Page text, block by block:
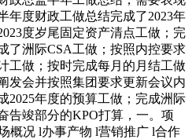
年度财政工做总结完成了2023年
度岁尾固定资产清点工做；完
了洲际CSA工做；按照内控要求
工做；按时完成每月的月结工做
发会并按照集团要求更新会议内
2025年度的预算工做；完成洲际
告竣部分的KPO打算，一。项
概况 l办事产物 l营销推广 l合作